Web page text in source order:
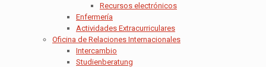
Recursos electrónicos
Enfermería
Actividades Extracurriculares
Oficina de Relaciones Internacionales
Intercambio
Studienberatung